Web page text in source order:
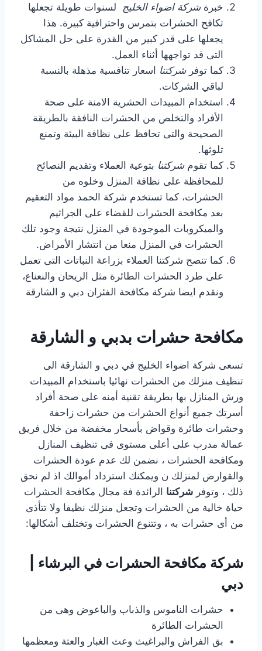
خبرةشركة اضواء الخليج لسنوات طويلة تجعلها
تكافح الحشرات بتمرس واحترافية كبيرة. هذا
يجعلها على قدر كبير من القدرة على حل المشاكل
التى قد تواجهها أثناء العمل.
كما توفرشركتنا اسعار تنافسية مذهلة بالنسبة
لباقي الشركات.
استخدام المبيدات الحشرية الامنة على صحة
الأفراد والتخلص من الحشرات النافقة بالطريقة
الصحيحة والتى تحافظ على نظافة البيئة وتمنع
تلوثها.
كما تقومشركتنا بتوعية العملاء وتقديم النصائح
للمحافظة على نظافة المنزل وخلوه من
الحشرات، كما تستخدم شركة الحمد مواد التعقيم
بعد مكافحة الحشرات للقضاء على الجراثيم
والميكروبات الموجودة في المنزل نتيجة وجود تلك
الحشرات في المنزل منعا من انتشار الأمراض.
كما تنصح شركتنا العملاء بزراعة النباتات التى تعمل
على طرد الحشرات الطائرة مثل الريحان والنعناع،
ونقدم ايضا شركة مكافحة الفئران دبي و الشارقة
مكافحة حشرات بدبي و الشارقة
تسعى شركة اضواء الخليج في دبي و الشارقة الى
تنظيف منزلك من الحشرات نهائيا باستخدام المبيدات
ورش المنازل بها بطريقة تقنية أمنه على صحة أفراد
أسرتك جميع أنواع الحشرات من حشرات زاحفة
وحشرات طائرة وقواض بأسحار مخفضة من خلال فريق
عمالة مدرب على أعلى مستوى فى تنظيف المنازل
ومكافحة الحشرات ، نضمن لك عدم عودة الحشرات
والقوارض لمنزلك ن ويمكنك استرداد أموالك اذ لم نحق
ذلك ، وتوفر شركتنا الرائدة فة مجال مكافحة الحشرات
حياة خالية من الحشرات وتجعل منزلك نظيفا ولا تتأذى
من أى حشرات به ، وتتنوع الحشرات وتختلف أشكالها:
شركة مكافحة الحشرات في البرشاء |
دبي
حشرات الناموس والذباب والباعوض وهى من
الحشرات الطائرة
بق الفراش والبراغيث وعث الغبار والعتة ومعظمها